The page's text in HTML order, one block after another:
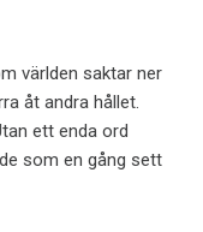
världen saktar ner
åt andra hållet.
ett enda ord
som en gång sett